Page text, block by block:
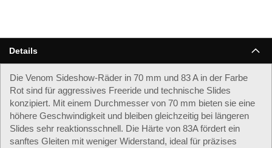
Details
Die Venom Sideshow-Räder in 70 mm und 83 A in der Farbe
Rot sind für aggressives Freeride und technische Slides
konzipiert. Mit einem Durchmesser von 70 mm bieten sie eine
höhere Geschwindigkeit und bleiben gleichzeitig bei längeren
Slides sehr reaktionsschnell. Die Härte von 83A fördert ein
sanftes Gleiten mit weniger Widerstand, ideal für präzises